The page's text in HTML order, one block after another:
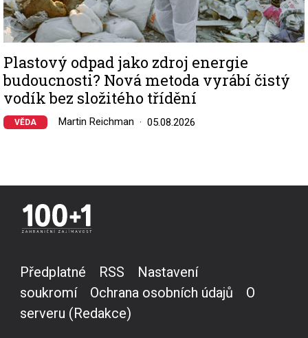
Plastový odpad jako zdroj energie
budoucnosti? Nová metoda vyrábí čistý
vodík bez složitého třídění
VĚDA Martin Reichman 05.08.2026
Předplatné RSS
Nastavení
soukromí
Ochrana osobních údajů
O
serveru (Redakce)